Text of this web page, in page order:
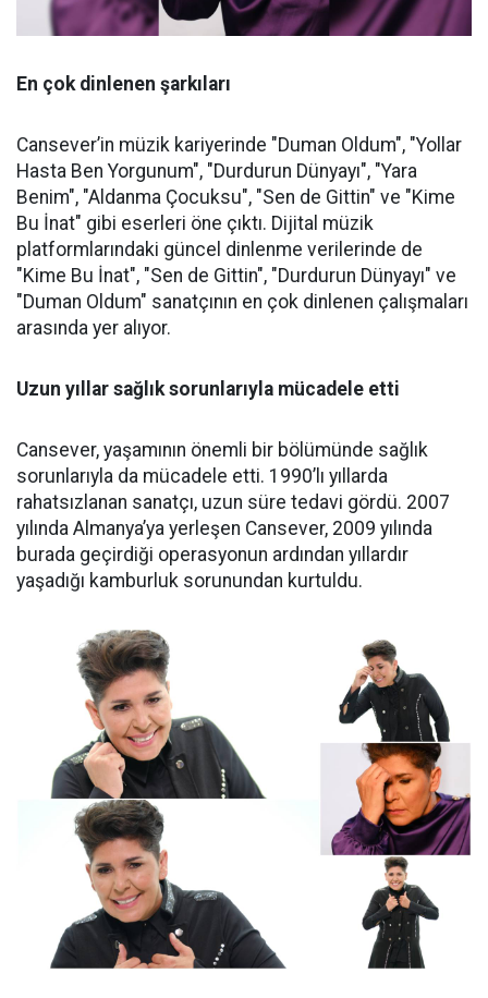
En çok dinlenen şarkıları
Cansever’in müzik kariyerinde "Duman Oldum", "Yollar
Hasta Ben Yorgunum", "Durdurun Dünyayı", "Yara
Benim", "Aldanma Çocuksu", "Sen de Gittin" ve "Kime
Bu İnat" gibi eserleri öne çıktı. Dijital müzik
platformlarındaki güncel dinlenme verilerinde de
"Kime Bu İnat", "Sen de Gittin", "Durdurun Dünyayı" ve
"Duman Oldum" sanatçının en çok dinlenen çalışmaları
arasında yer alıyor.
Uzun yıllar sağlık sorunlarıyla mücadele etti
Cansever, yaşamının önemli bir bölümünde sağlık
sorunlarıyla da mücadele etti. 1990’lı yıllarda
rahatsızlanan sanatçı, uzun süre tedavi gördü. 2007
yılında Almanya’ya yerleşen Cansever, 2009 yılında
burada geçirdiği operasyonun ardından yıllardır
yaşadığı kamburluk sorunundan kurtuldu.